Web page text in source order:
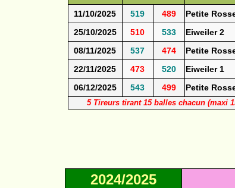
2024/2025
11/10/2025 519 489 Petite
25/10/2025
510 533 Eiweiler 2
08/11/2025
537 474 Petite
22/11/2025
473 520 Eiweiler 1
06/12/2025
543 499 Petite
5 Tireurs tirant 15 balles chacun (maxi